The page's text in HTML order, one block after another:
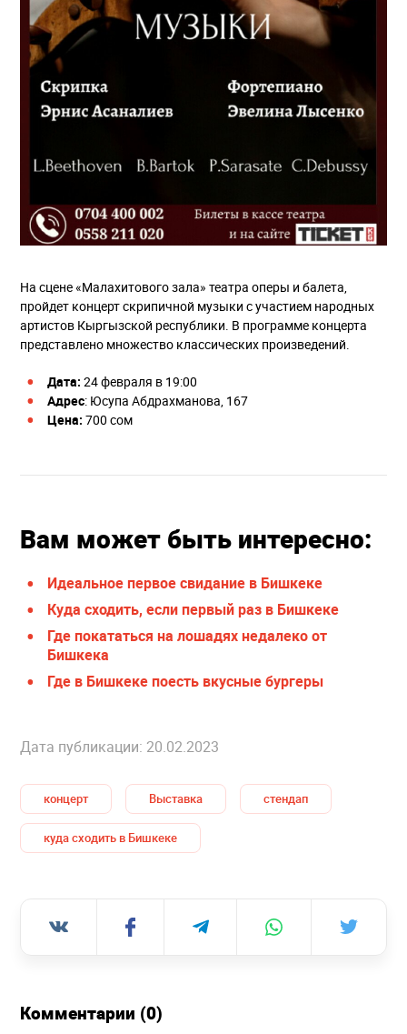
На сцене «Малахитового зала» театра оперы и балета,
пройдет концерт скрипичной музыки с участием народных
артистов Кыргызской республики. В программе концерта
представлено множество классических произведений.
Дата: 24 февраля в 19:00
Адрес: ​​Юсупа Абдрахманова, 167
Цена: 700 сом
Вам может быть интересно:
Идеальное первое свидание в Бишкеке
Куда сходить, если первый раз в Бишкеке
Где покататься на лошадях недалеко от
Бишкека
Где в Бишкеке поесть вкусные бургеры
Дата публикации: 20.02.2023
концерт Выставка стендап
куда сходить в Бишкеке
Комментарии (0)